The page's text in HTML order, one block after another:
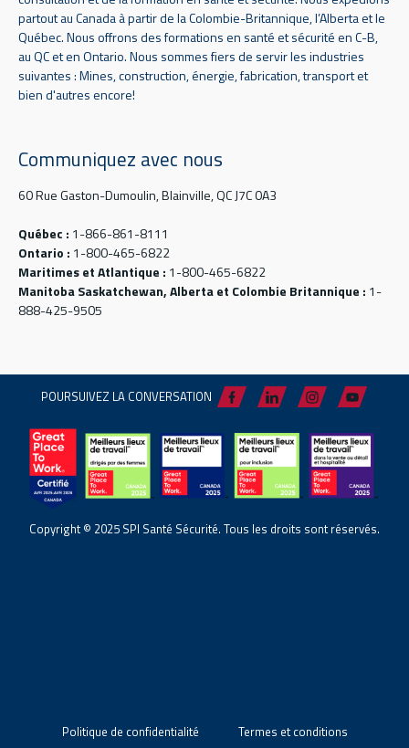
partout au Canada à partir de la Colombie-Britannique, l’Alberta et le
Québec. Nous offrons des formations en santé et sécurité en C-B,
au QC et en Ontario. Nous sommes fiers de servir les industries
suivantes : Mines, construction, énergie, fabrication, transport et
bien d'autres encore!
Communiquez avec nous
60 Rue Gaston-Dumoulin, Blainville, QC J7C 0A3
Québec : 1-866-861-8111
Ontario : 1-800-465-6822
Maritimes et Atlantique : 1-800-465-6822
Manitoba Saskatchewan, Alberta et Colombie Britannique : 1-
888-425-9505
POURSUIVEZ LA CONVERSATION
Copyright © 2025 SPI Santé Sécurité. Tous les droits sont réservés.
Politique de confidentialité
Termes et conditions